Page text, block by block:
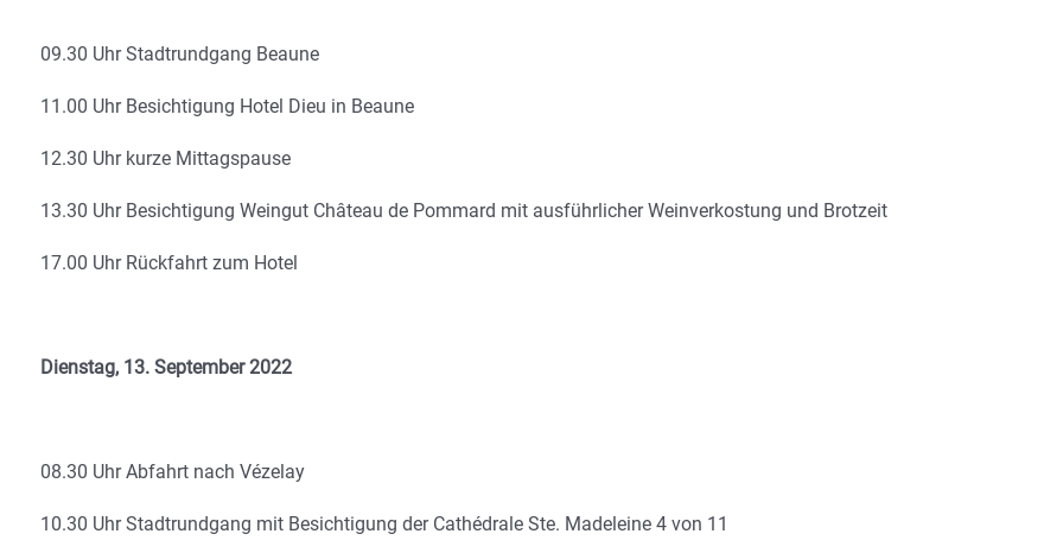
09.30 Uhr Stadtrundgang Beaune
11.00 Uhr Besichtigung Hotel Dieu in Beaune
12.30 Uhr kurze Mittagspause
13.30 Uhr Besichtigung Weingut Château de Pommard mit ausführlicher Weinverkostung und Brotzeit
17.00 Uhr Rückfahrt zum Hotel
Dienstag, 13. September 2022
08.30 Uhr Abfahrt nach Vézelay
10.30 Uhr Stadtrundgang mit Besichtigung der Cathédrale Ste. Madeleine 4 von 11